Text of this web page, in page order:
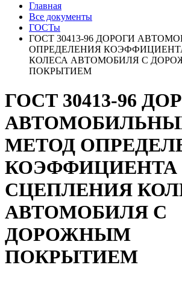
Главная
Все документы
ГОСТы
ГОСТ 30413-96 ДОРОГИ
ОПРЕДЕЛЕНИЯ
КОЛЕСА АВТОМОБИЛЯ С
ПОКРЫТИЕМ
ГОСТ 30413-96
МЕТОД
КОЭФФИЦИЕНТА
СЦЕПЛЕНИЯ
АВТОМОБИЛЯ С
ДОРОЖНЫМ
ПОКРЫТИЕМ